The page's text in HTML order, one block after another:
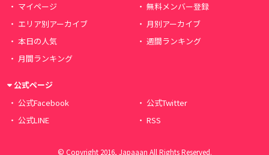
マイページ
無料メンバー登録
エリア別アーカイブ
月別アーカイブ
本日の人気
週間ランキング
月間ランキング
公式ページ
公式Facebook
公式Twitter
公式LINE
RSS
© Copyright 2016, Japaaan All Rights Reserved.